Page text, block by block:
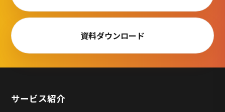
資料ダウンロード
サービス紹介